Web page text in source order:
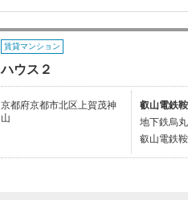
賃貸マンション
ハウス２
京都府京都市北区上賀茂神
山
叡山電鉄
地下鉄烏
叡山電鉄